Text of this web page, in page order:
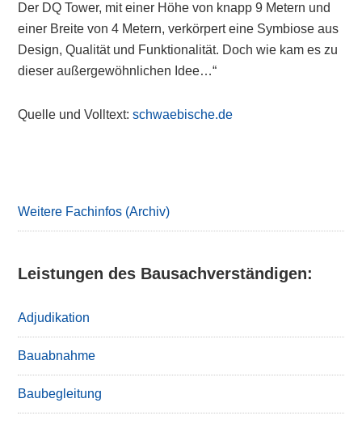
Der DQ Tower, mit einer Höhe von knapp 9 Metern und
einer Breite von 4 Metern, verkörpert eine Symbiose aus
Design, Qualität und Funktionalität. Doch wie kam es zu
dieser außergewöhnlichen Idee…“
Quelle und Volltext:schwaebische.de
Weitere Fachinfos (Archiv)
Leistungen des Bausachverständigen:
Adjudikation
Bauabnahme
Baubegleitung